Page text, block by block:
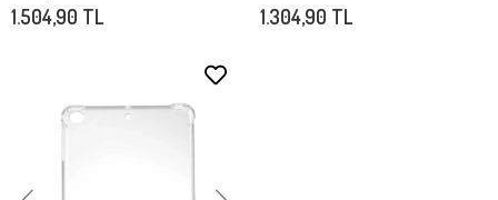
1.504,90 TL 1.304,90 TL